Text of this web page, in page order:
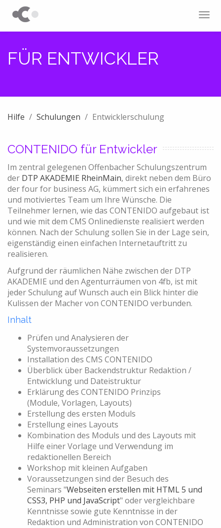
FÜR ENTWICKLER
Hilfe Schulungen Entwicklerschulung
CONTENIDO für Entwickler
Im zentral gelegenen Offenbacher Schulungszentrum
der DTP AKADEMIE RheinMain, direkt neben dem Büro
der four for business AG, kümmert sich ein erfahrenes
und motiviertes Team um Ihre Wünsche. Die
Teilnehmer lernen, wie das CONTENIDO aufgebaut ist
und wie mit dem CMS Onlinedienste realisiert werden
können. Nach der Schulung sollen Sie in der Lage sein,
eigenständig einen einfachen Internetauftritt zu
realisieren.
Aufgrund der räumlichen Nähe zwischen der DTP
AKADEMIE und den Agenturräumen von 4fb, ist mit
jeder Schulung auf Wunsch auch ein Blick hinter die
Kulissen der Macher von CONTENIDO verbunden.
Inhalt
Prüfen und Analysieren der
Systemvoraussetzungen
Installation des CMS CONTENIDO
Überblick über Backendstruktur Redaktion /
Entwicklung und Dateistruktur
Erklärung des CONTENIDO Prinzips
(Module, Vorlagen, Layouts)
Erstellung des ersten Moduls
Erstellung eines Layouts
Kombination des Moduls und des Layouts mit
Hilfe einer Vorlage und Verwendung im
redaktionellen Bereich
Workshop mit kleinen Aufgaben
Voraussetzungen sind der Besuch des
Seminars "Webseiten erstellen mit HTML 5 und
CSS3, PHP und JavaScript" oder vergleichbare
Kenntnisse sowie gute Kenntnisse in der
Redaktion und Administration von CONTENIDO